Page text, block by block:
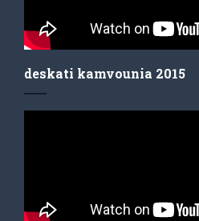
deskati kamvounia 2015